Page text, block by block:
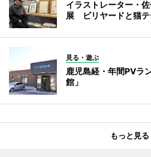
イラストレーター・
展 ビリヤードと猫テ
見る・遊ぶ
鹿児島経・年間PVラ
館」
もっと見る